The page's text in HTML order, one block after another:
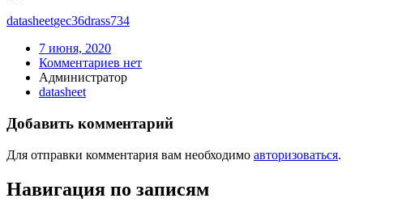
datasheetgec36drass734
7 июня, 2020
Комментариев нет
Администратор
datasheet
Добавить комментарий
Для отправки комментария вам необходимо авторизоваться.
Навигация по записям